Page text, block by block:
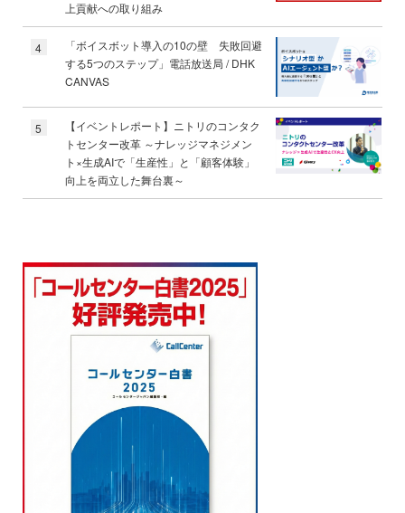
上貢献への取り組み
4
「ボイスボット導入の10の壁 失敗回避
する5つのステップ」電話放送局 / DHK
CANVAS
5
【イベントレポート】ニトリのコンタク
トセンター改革 ～ナレッジマネジメン
ト×生成AIで「生産性」と「顧客体験」
向上を両立した舞台裏～